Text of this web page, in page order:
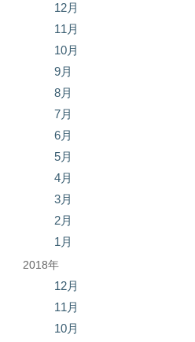
12月
11月
10月
9月
8月
7月
6月
5月
4月
3月
2月
1月
2018年
12月
11月
10月